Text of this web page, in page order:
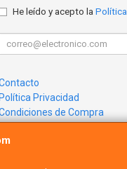
He leído y acepto la
Política Privacidad
de Compra